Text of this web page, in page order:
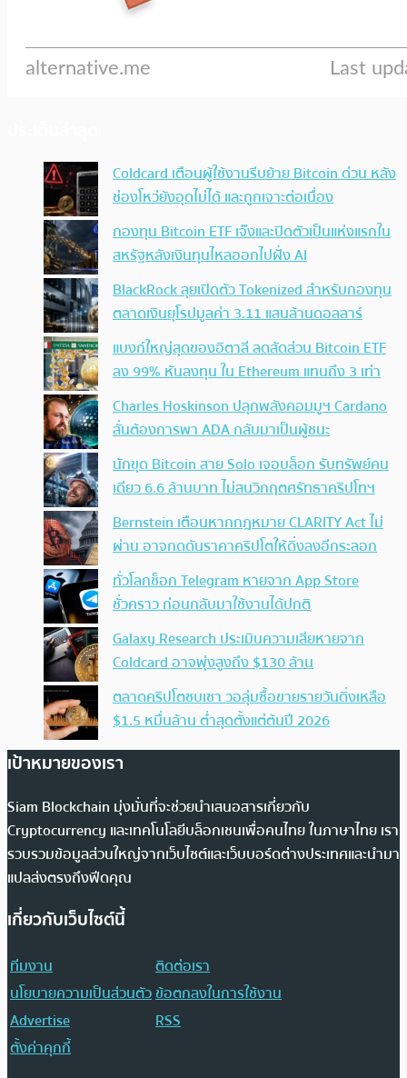
Coldcard เตือนผู้ใช้งานรีบย้าย Bitcoin ด่วน หลัง
ช่องโหว่ยังอุดไม่ได้ และถูกเจาะต่อเนื่อง
กองทุน Bitcoin ETF เจ๊งและปิดตัวเป็นแห่งแรกใน
สหรัฐหลังเงินทุนไหลออกไปฝั่ง AI
BlackRock ลุยเปิดตัว Tokenized สำหรับกองทุน
ตลาดเงินยุโรปมูลค่า 3.11 แสนล้านดอลลาร์
แบงก์ใหญ่สุดของอิตาลี ลดสัดส่วน Bitcoin ETF
ลง 99% หันลงทุน ใน Ethereum แทนถึง 3 เท่า
Charles Hoskinson ปลุกพลังคอมมูฯ Cardano
ลั่นต้องการพา ADA กลับมาเป็นผู้ชนะ
นักขุด Bitcoin สาย Solo เจอบล็อก รับทรัพย์คน
เดียว 6.6 ล้านบาท ไม่สนวิกฤตศรัทธาคริปโทฯ
Bernstein เตือนหากกฎหมาย CLARITY Act ไม่
ผ่าน อาจกดดันราคาคริปโตให้ดิ่งลงอีกระลอก
ทั่วโลกช็อก Telegram หายจาก App Store
ชั่วคราว ก่อนกลับมาใช้งานได้ปกติ
Galaxy Research ประเมินความเสียหายจาก
Coldcard อาจพุ่งสูงถึง $130 ล้าน
ตลาดคริปโตซบเซา วอลุ่มซื้อขายรายวันดิ่งเหลือ
$1.5 หมื่นล้าน ต่ำสุดตั้งแต่ต้นปี 2026
เป้าหมายของเรา
Siam Blockchain มุ่งมั่นที่จะช่วยนำเสนอสารเกี่ยวกับ
Cryptocurrency และเทคโนโลยีบล็อกเชนเพื่อคนไทย ในภาษาไทย เรา
รวบรวมข้อมูลส่วนใหญ่จากเว็บไซต์และเว็บบอร์ดต่างประเทศและนำมา
แปลส่งตรงถึงฟีดคุณ
เกี่ยวกับเว็บไซต์นี้
ทีมงาน
ติดต่อเรา
นโยบายความเป็นส่วนตัวข้อตกลงในการใช้งาน
Advertise
RSS
ตั้งค่าคุกกี้